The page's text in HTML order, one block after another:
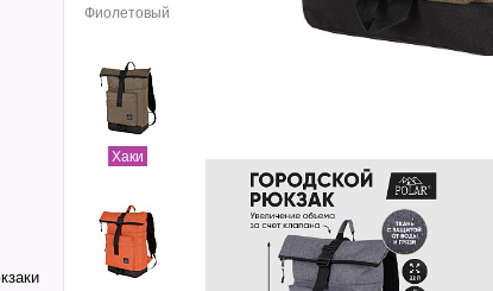
Фиолетовый
Хаки